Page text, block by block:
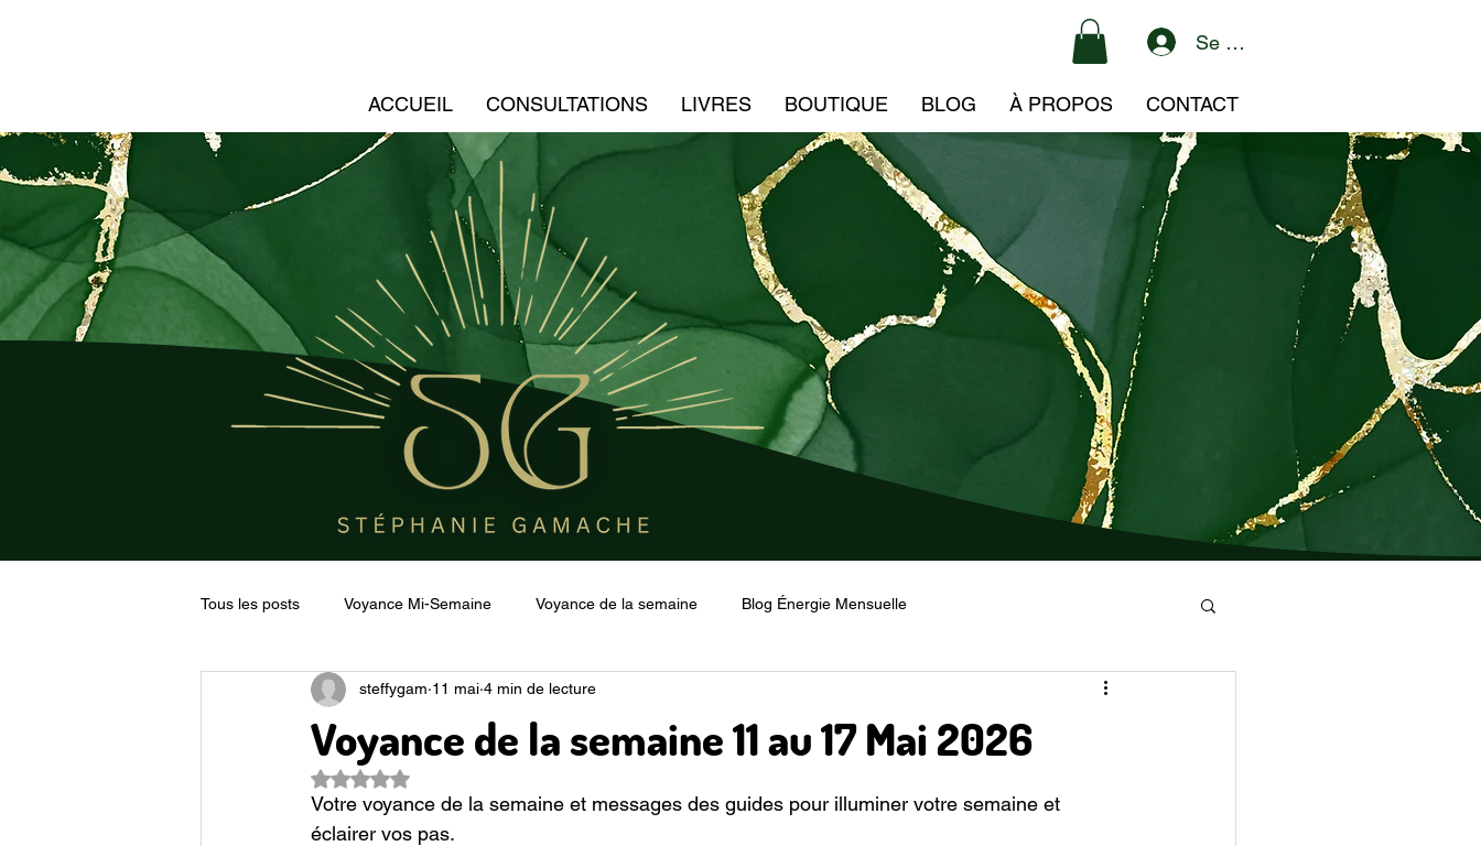
Se connecter
ACCUEIL CONSULTATIONS LIVRES BOUTIQUE BLOG À PROPOS CONTACT
Tous les posts Voyance Mi-Semaine Voyance de la semaine Blog Énergie Mensuelle
Voyance de la semaine 11 au 17 Mai 2026
steffygam 11 mai 4 min de lecture
Noté NaN étoiles sur 5.
Votre voyance de la semaine et messages des guides pour illuminer votre semaine et
éclairer vos pas.